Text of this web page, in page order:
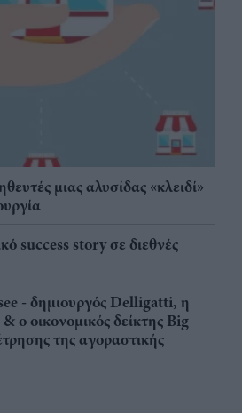
μιας αλυσίδας «κλειδί»
success story σε διεθνές
- δημιουργός Delligatti, η
ο οικονομικός δείκτης Big
της αγοραστικής